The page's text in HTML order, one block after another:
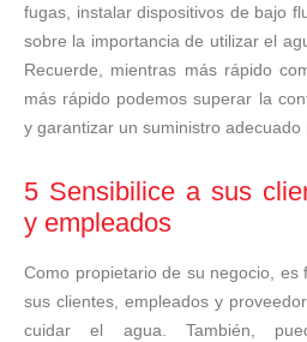
fugas, instalar dispositivos de bajo
sobre la importancia de utilizar el
Recuerde, mientras más rápido
más rápido podemos superar la
y garantizar un suministro adecuado
5 Sensibilice a sus
y empleados
Como propietario de su negocio, es
sus clientes, empleados y
cuidar el agua. También,